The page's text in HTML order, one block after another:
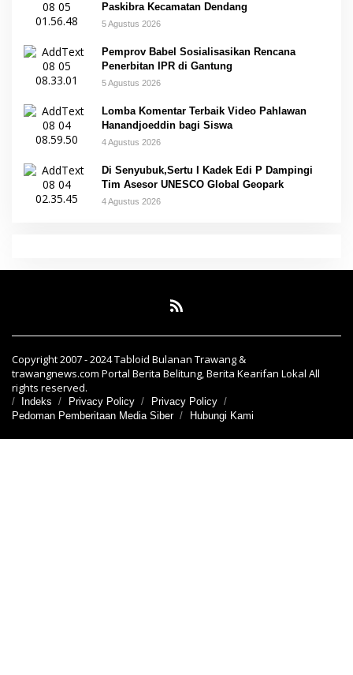
Paskibra Kecamatan Dendang
5 Agustus 2026
Pemprov Babel Sosialisasikan Rencana
Penerbitan IPR di Gantung
5 Agustus 2026
Lomba Komentar Terbaik Video Pahlawan
Hanandjoeddin bagi Siswa
4 Agustus 2026
Di Senyubuk,Sertu I Kadek Edi P Dampingi
Tim Asesor UNESCO Global Geopark
4 Agustus 2026
Copyright 2007 - 2024 Tabloid Bulanan Trawang &
trawangnews.com Portal Berita Belitung, Berita Kearifan Lokal All
rights reserved.
Indeks Privacy Policy
Privacy Policy
Pedoman Pemberitaan Media Siber
Hubungi Kami